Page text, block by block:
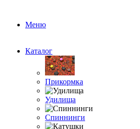
Меню
Каталог
Прикормка
Удилища
Спиннинги